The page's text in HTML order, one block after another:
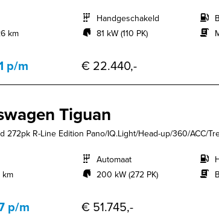
km
Handgeschakeld
81 kW (110 PK)
p/m € 22.440,-
Tiguan
272pk R-Line Edition Pano/IQ.Light/Head-up/360/ACC/
Automaat
200 kW (272 PK)
p/m € 51.745,-